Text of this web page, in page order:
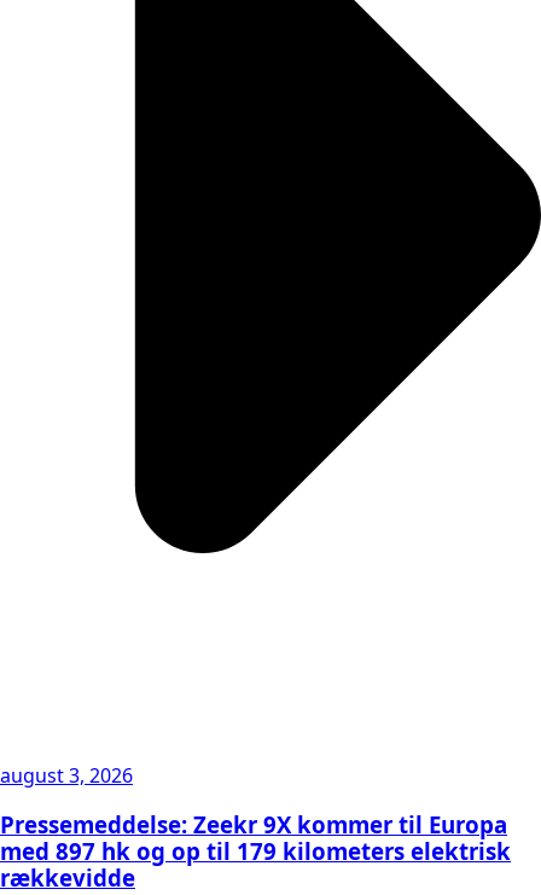
august 3, 2026
Pressemeddelse: Zeekr 9X kommer til Europa
med 897 hk og op til 179 kilometers elektrisk
rækkevidde